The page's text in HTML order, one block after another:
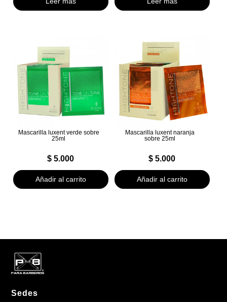
Mascarilla luxent verde sobre
25ml
$ 5.000
Añadir al carrito
Mascarilla luxent naranja
sobre 25ml
$ 5.000
Añadir al carrito
Sedes